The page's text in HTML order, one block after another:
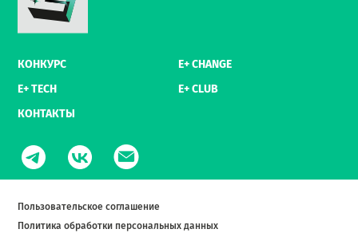
КОНКУРС
E+ CHANGE
E+ TECH
E+ CLUB
КОНТАКТЫ
Пользовательское соглашение
Политика обработки персональных данных